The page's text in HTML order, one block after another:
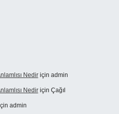
Nediriçin admin
Nediriçin Çağıl
admin